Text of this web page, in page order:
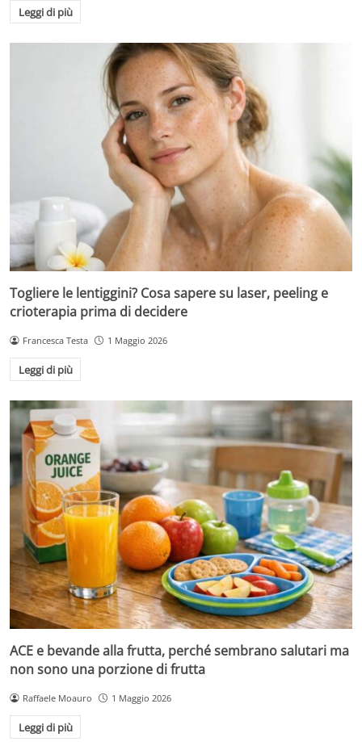
Leggi di più
Togliere le lentiggini? Cosa sapere su laser, peeling e
crioterapia prima di decidere
Francesca Testa 1 Maggio 2026
Leggi di più
ACE e bevande alla frutta, perché sembrano salutari ma
non sono una porzione di frutta
Raffaele Moauro 1 Maggio 2026
Leggi di più